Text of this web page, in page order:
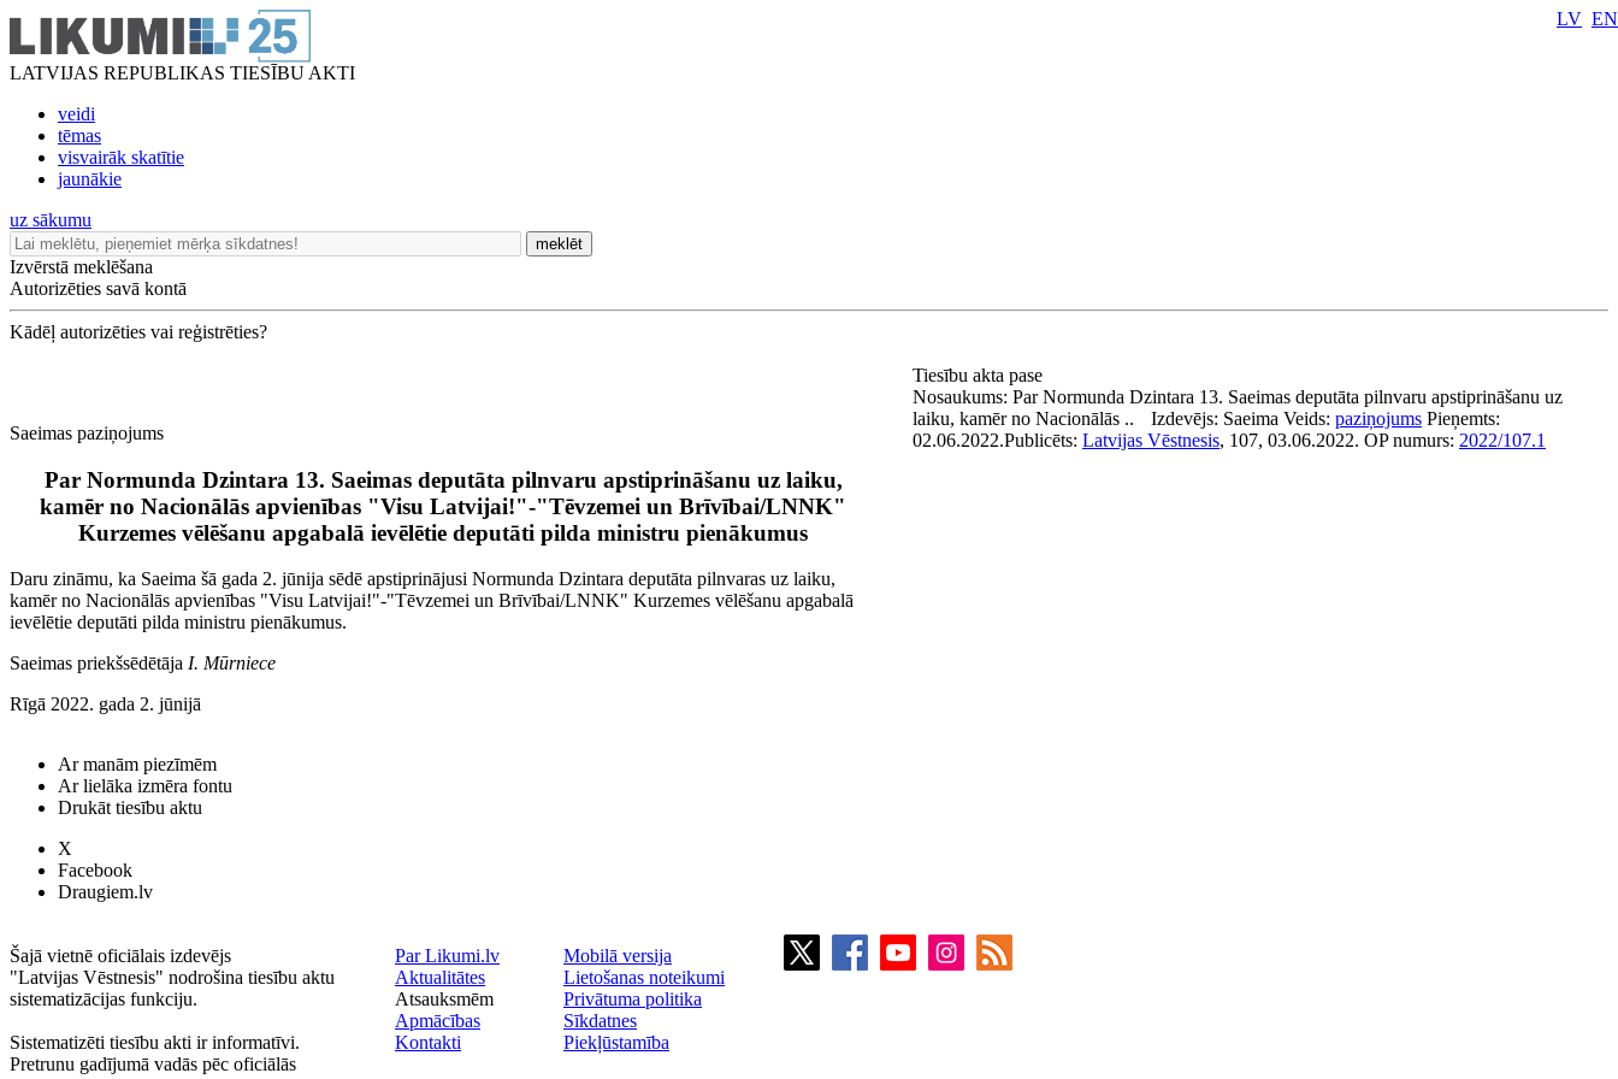
LATVIJAS REPUBLIKAS TIESĪBU AKTI
veidi
tēmas
visvairāk skatītie
jaunākie
LV EN
uz sākumu
meklēt
Izvērstā meklēšana
Autorizēties savā kontā
Kādēļ autorizēties vai reģistrēties?
Saeimas paziņojums
Par Normunda Dzintara 13. Saeimas deputāta pilnvaru apstiprināšanu uz laiku,
kamēr no Nacionālās apvienības "Visu Latvijai!"-"Tēvzemei un Brīvībai/LNNK"
Kurzemes vēlēšanu apgabalā ievēlētie deputāti pilda ministru pienākumus
Daru zināmu, ka Saeima šā gada 2. jūnija sēdē apstiprinājusi Normunda Dzintara deputāta pilnvaras uz laiku,
kamēr no Nacionālās apvienības "Visu Latvijai!"-"Tēvzemei un Brīvībai/LNNK" Kurzemes vēlēšanu apgabalā
ievēlētie deputāti pilda ministru pienākumus.
Saeimas priekšsēdētāja I. Mūrniece
Rīgā 2022. gada 2. jūnijā
Tiesību akta pase
Nosaukums: Par Normunda Dzintara 13. Saeimas deputāta pilnvaru apstiprināšanu uz
laiku, kamēr no Nacionālās ..
Izdevējs: Saeima Veids: paziņojums Pieņemts:
02.06.2022.Publicēts: Latvijas Vēstnesis, 107, 03.06.2022. OP numurs: 2022/107.1
Ar manām piezīmēm
Ar lielāka izmēra fontu
Drukāt tiesību aktu
X
Facebook
Draugiem.lv
Šajā vietnē oficiālais izdevējs
"Latvijas Vēstnesis" nodrošina tiesību aktu
sistematizācijas funkciju.
Sistematizēti tiesību akti ir informatīvi.
Pretrunu gadījumā vadās pēc oficiālās
Par Likumi.lv
Aktualitātes
Atsauksmēm
Apmācības
Kontakti
Mobilā versija
Lietošanas noteikumi
Privātuma politika
Sīkdatnes
Piekļūstamība